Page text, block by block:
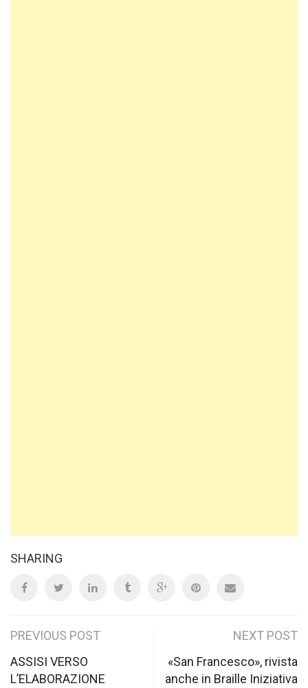
SHARING
Post
navigation
PREVIOUS POST
ASSISI VERSO
L’ELABORAZIONE
NEXT POST
«San Francesco», rivista
anche in Braille Iniziativa